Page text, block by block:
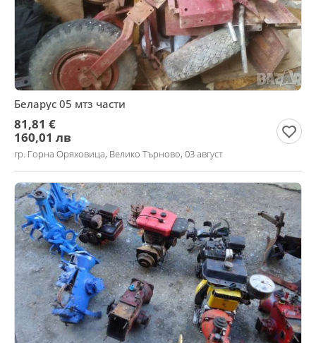
Беларус 05 мтз части
81,81 €
160,01 лв
гр. Горна Оряховица, Велико Търново, 03 август